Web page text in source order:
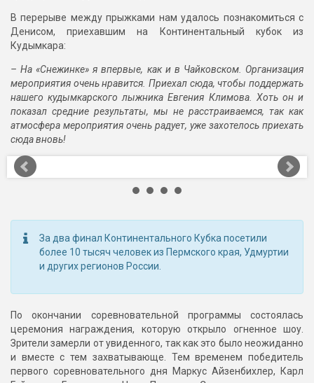
В перерыве между прыжками нам удалось познакомиться с
Денисом, приехавшим на Континентальный кубок из
Кудымкара:
– На «Снежинке» я впервые, как и в Чайковском. Организация
мероприятия очень нравится. Приехал сюда, чтобы поддержать
нашего кудымкарского лыжника Евгения Климова. Хоть он и
показал средние результаты, мы не расстраиваемся, так как
атмосфера мероприятия очень радует, уже захотелось приехать
сюда вновь!
За два финал Континентального Кубка посетили
более 10 тысяч человек из Пермского края, Удмуртии
и других регионов России.
По окончании соревновательной программы состоялась
церемония награждения, которую открыло огненное шоу.
Зрители замерли от увиденного, так как это было неожиданно
и вместе с тем захватывающе. Тем временем победитель
первого соревновательного дня Маркус Айзенбихлер, Карл